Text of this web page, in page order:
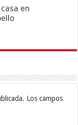
en
Los campos